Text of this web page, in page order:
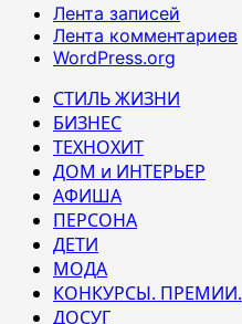
Лента записей
Лента комментариев
WordPress.org
СТИЛЬ ЖИЗНИ
БИЗНЕС
ТЕХНОХИТ
ДОМ и ИНТЕРЬЕР
АФИША
ПЕРСОНА
ДЕТИ
МОДА
КОНКУРСЫ. ПРЕМИИ.
ДОСУГ